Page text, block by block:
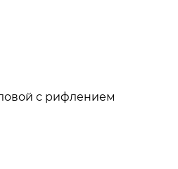
с рифлением